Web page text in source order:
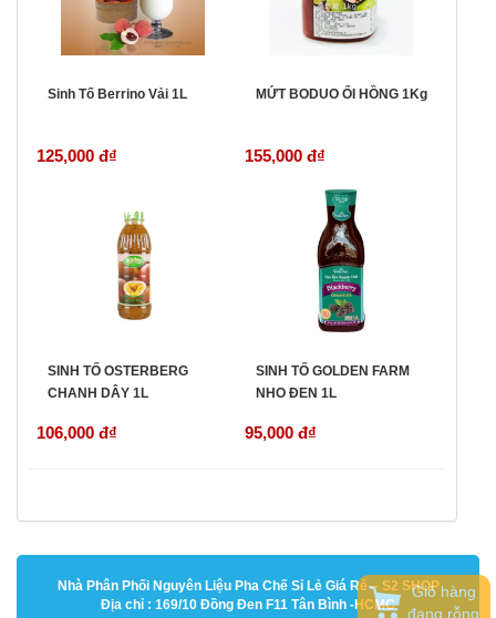
Sinh Tố Berrino Vải 1L
125,000 đ₫
MỨT BODUO ỔI HỒNG 1Kg
155,000 đ₫
SINH TỐ OSTERBERG
CHANH DÂY 1L
106,000 đ₫
SINH TỐ GOLDEN FARM
NHO ĐEN 1L
95,000 đ₫
Nhà Phân Phối Nguyên Liệu Pha Chế Sỉ Lẻ Giá Rẻ – S2 SHOP
Địa chỉ : 169/10 Đồng Đen F11 Tân Bình -HCMC
Giỏ hàng
đang rỗng